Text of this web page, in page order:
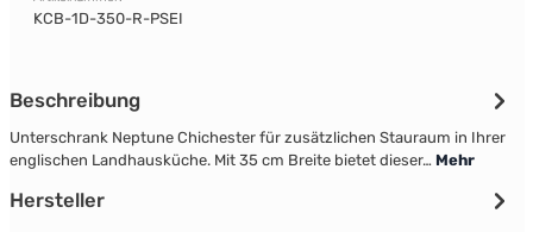
KCB-1D-350-R-PSEI
Beschreibung
Unterschrank Neptune Chichester für zusätzlichen Stauraum in Ihrer
englischen Landhausküche. Mit 35 cm Breite bietet dieser… Mehr
Hersteller